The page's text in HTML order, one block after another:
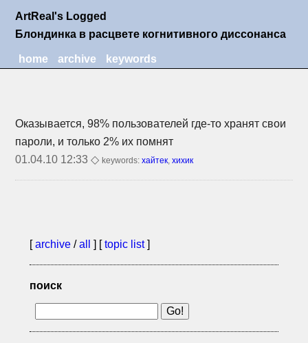
ArtReal's Logged
Блондинка в расцвете когнитивного диссонанса
home archive keywords
Оказывается, 98% пользователей где-то хранят свои
пароли, и только 2% их помнят
01.04.10 12:33 ◇ keywords:хайтек,хихик
[archive/all ] [topic list]
поиск